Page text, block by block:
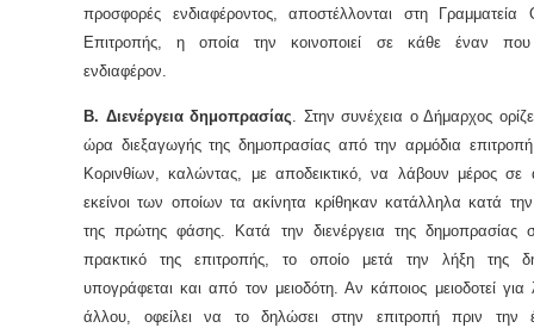
προσφορές ενδιαφέροντος, αποστέλλονται στη Γραμματεία
Επιτροπής, η οποία την κοινοποιεί σε κάθε έναν
ενδιαφέρον.
Β. Διενέργεια δημοπρασίας . Στην συνέχεια ο Δήμαρχος
ώρα διεξαγωγής της δημοπρασίας από την αρμόδια
Κορινθίων, καλώντας, με αποδεικτικό, να λάβουν μέρος σε
εκείνοι των οποίων τα ακίνητα κρίθηκαν κατάλληλα κατά την
της πρώτης φάσης. Κατά την διενέργεια της δημοπρασίας
πρακτικό της επιτροπής, το οποίο μετά την λήξη της
υπογράφεται και από τον μειοδότη. Αν κάποιος μειοδοτεί για
άλλου, οφείλει να το δηλώσει στην επιτροπή πριν την